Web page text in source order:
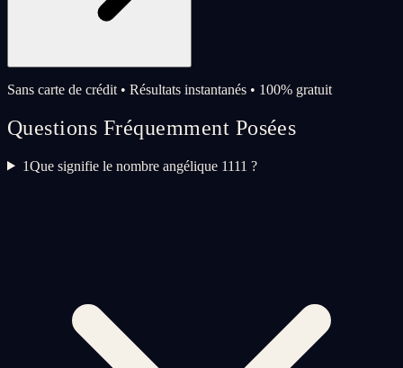
Sans carte de crédit • Résultats instantanés • 100% gratuit
Questions Fréquemment Posées
1Que signifie le nombre angélique 1111 ?